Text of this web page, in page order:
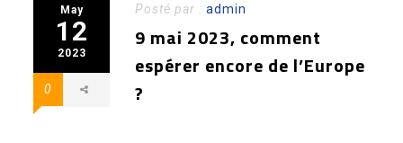
May
12
2023
0
Posté par :admin
9 mai 2023, comment
espérer encore de l’Europe
?